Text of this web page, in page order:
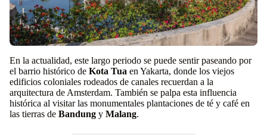
En la actualidad, este largo periodo se puede sentir paseando por
el barrio histórico de Kota Tua en Yakarta, donde los viejos
edificios coloniales rodeados de canales recuerdan a la
arquitectura de Amsterdam. También se palpa esta influencia
histórica al visitar las monumentales plantaciones de té y café en
las tierras de Bandung y Malang.